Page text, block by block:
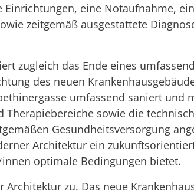
eine Notaufnahme, ein
zeitgemäß ausgestattete
zugleich das Ende eines
des neuen
umfassend saniert und
Therapiebereiche sowie die
Gesundheitsversorgung
Architektur ein
optimale Bedingungen bietet.
zu. Das neue